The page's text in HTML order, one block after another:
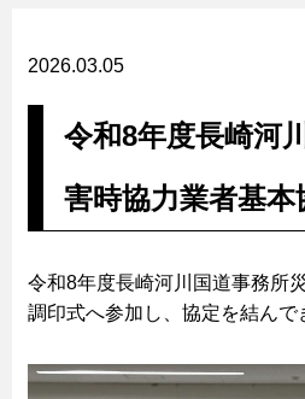
2026.03.05
令和8年度長崎河
害時協力業者基本
令和8年度長崎河川国道事務所
調印式へ参加し、協定を結んで